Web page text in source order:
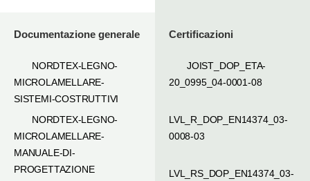
Documentazione generale
NORDTEX-LEGNO-
MICROLAMELLARE-
SISTEMI-COSTRUTTIVI
NORDTEX-LEGNO-
MICROLAMELLARE-
MANUALE-DI-
PROGETTAZIONE
Certificazioni
JOIST_DOP_ETA-
20_0995_04-0001-08
LVL_R_DOP_EN14374_03-
0008-03
LVL_RS_DOP_EN14374_03-